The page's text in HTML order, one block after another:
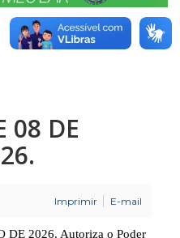
08 DE
Imprimir E-mail
DE 2026. Autoriza o Poder